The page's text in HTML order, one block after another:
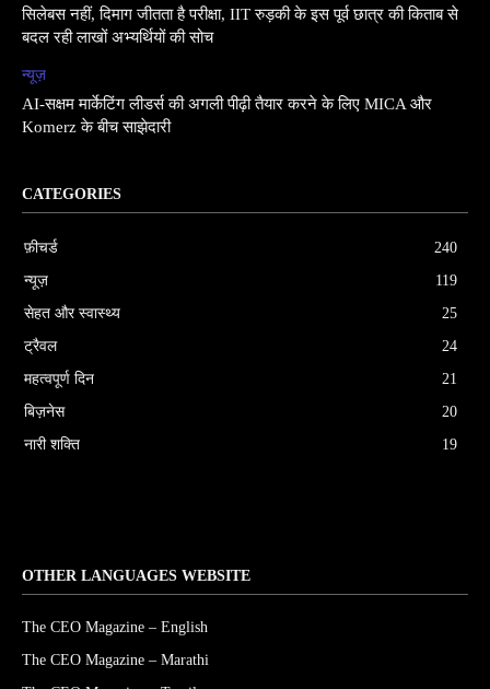
सिलेबस नहीं, दिमाग जीतता है परीक्षा, IIT रुड़की के इस पूर्व छात्र की किताब से
बदल रही लाखों अभ्यर्थियों की सोच
न्यूज़
AI-सक्षम मार्केटिंग लीडर्स की अगली पीढ़ी तैयार करने के लिए MICA और
Komerz के बीच साझेदारी
CATEGORIES
फ़ीचर्ड
240
न्यूज़
119
सेहत और स्वास्थ्य
25
ट्रैवल
24
महत्वपूर्ण दिन
21
बिज़नेस
20
नारी शक्ति
19
OTHER LANGUAGES WEBSITE
The CEO Magazine – English
The CEO Magazine – Marathi